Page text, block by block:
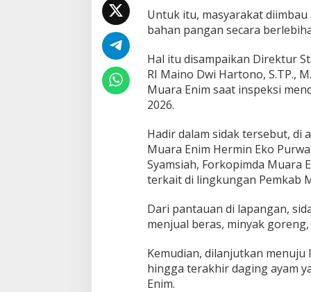
r
a
a
T
i
k
a
n
i
B
y
n
g
Untuk itu, masyarakat
bahan pangan secara
Hal itu disampaikan Direktur
RI Maino Dwi Hartono, S.TP.,
Muara Enim saat inspeksi
2026.
Hadir dalam sidak tersebut, di
Muara Enim Hermin Eko
Syamsiah, Forkopimda Muara
terkait di lingkungan Pemkab
Dari pantauan di lapangan,
menjual beras, minyak
Kemudian, dilanjutkan
hingga terakhir daging ayam
Enim.